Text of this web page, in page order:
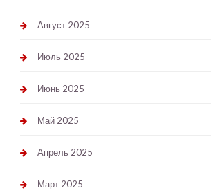
Август 2025
Июль 2025
Июнь 2025
Май 2025
Апрель 2025
Март 2025